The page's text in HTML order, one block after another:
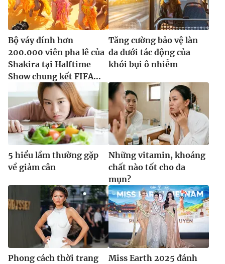
Bộ váy đính hơn
200.000 viên pha lê của
Shakira tại Halftime
Show chung kết FIFA...
Tăng cường bảo vệ làn
da dưới tác động của
khói bụi ô nhiễm
5 hiểu lầm thường gặp
về giảm cân
Những vitamin, khoáng
chất nào tốt cho da
mụn?
Phong cách thời trang
Miss Earth 2025 đánh